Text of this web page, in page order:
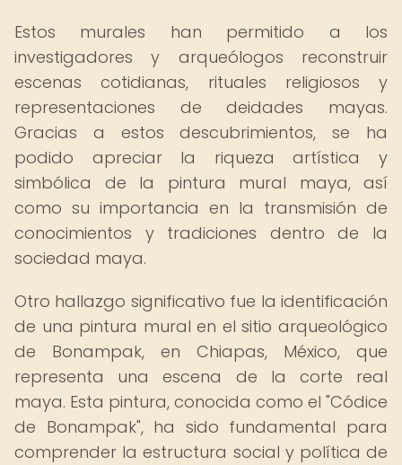
Estos murales han permitido a los
investigadores y arqueólogos reconstruir
escenas cotidianas, rituales religiosos y
representaciones de deidades mayas.
Gracias a estos descubrimientos, se ha
podido apreciar la riqueza artística y
simbólica de la pintura mural maya, así
como su importancia en la transmisión de
conocimientos y tradiciones dentro de la
sociedad maya.
Otro hallazgo significativo fue la identificación
de una pintura mural en el sitio arqueológico
de Bonampak, en Chiapas, México, que
representa una escena de la corte real
maya. Esta pintura, conocida como el "Códice
de Bonampak", ha sido fundamental para
comprender la estructura social y política de